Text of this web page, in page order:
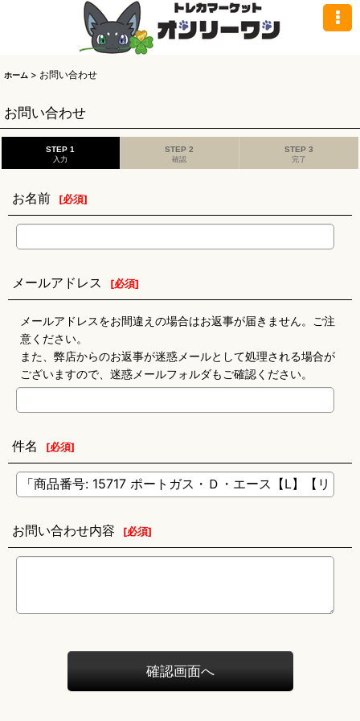
ホーム > お問い合わせ
お問い合わせ
STEP 1
入力
STEP 2
確認
STEP 3
完了
お名前 [必須]
メールアドレス [必須]
メールアドレスをお間違えの場合はお返事が届きません。ご注
意ください。
また、弊店からのお返事が迷惑メールとして処理される場合が
ございますので、迷惑メールフォルダもご確認ください。
件名 [必須]
お問い合わせ内容 [必須]
確認画面へ